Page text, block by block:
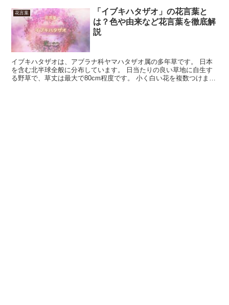
花言葉
「イブキハタザオ」の花言葉と
は？色や由来など花言葉を徹底解
説
イブキハタザオは、アブラナ科ヤマハタザオ属の多年草です。 日本
を含む北半球全般に分布しています。 日当たりの良い草地に自生す
る野草で、草丈は最大で80cm程度です。 小く白い花を複数つけま